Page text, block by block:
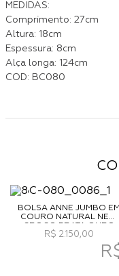
MEDIDAS:
Comprimento: 27cm
Altura: 18cm
Espessura: 8cm
Alça longa: 124cm
COD: BC080
BOLSA ANNE JUMBO EM
COURO NATURAL NEW
CROCO PRATA OURO
R$ 2.150,00